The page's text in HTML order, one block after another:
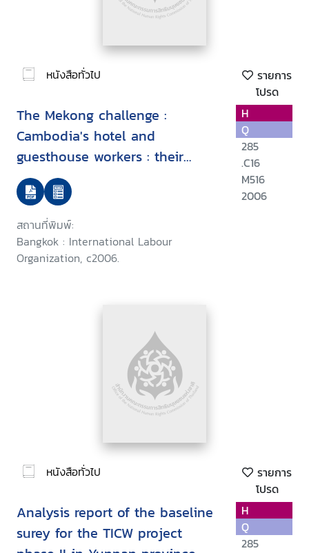
หนังสือทั่วไป
รายการ
โปรด
The Mekong challenge :
Cambodia's hotel and
guesthouse workers : their
recruitment, working conditions
and vulnerabilities
สถานที่พิมพ์:
Bangkok : International Labour
Organization, c2006.
H
Q
285
.C16
M516
2006
หนังสือทั่วไป
รายการ
โปรด
Analysis report of the baseline
surey for the TICW project
H
Q
285